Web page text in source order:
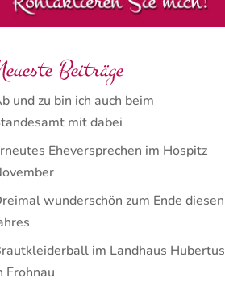
Beiträge
und zu bin ich auch beim
mit dabei
Eheversprechen im Hospitz
wunderschön zum Ende diesen
im Landhaus Hubertus
Frohnau